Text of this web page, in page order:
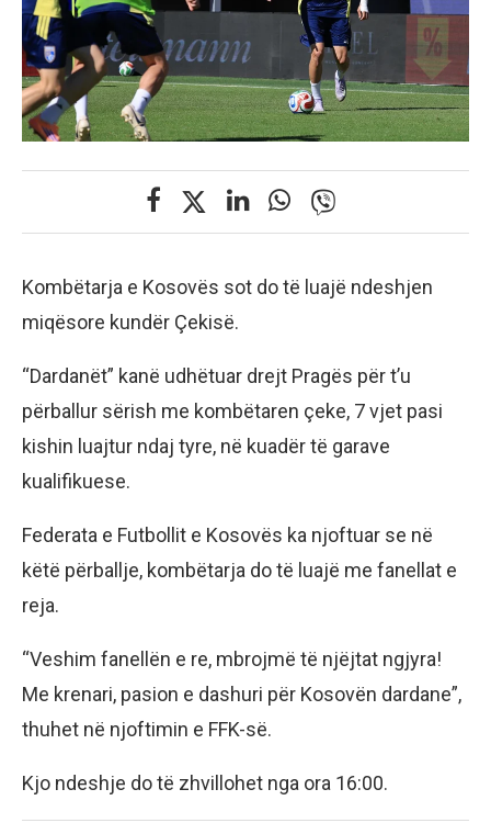
Kombëtarja e Kosovës sot do të luajë ndeshjen
miqësore kundër Çekisë.
“Dardanët” kanë udhëtuar drejt Pragës për t’u
përballur sërish me kombëtaren çeke, 7 vjet pasi
kishin luajtur ndaj tyre, në kuadër të garave
kualifikuese.
Federata e Futbollit e Kosovës ka njoftuar se në
këtë përballje, kombëtarja do të luajë me fanellat e
reja.
“Veshim fanellën e re, mbrojmë të njëjtat ngjyra!
Me krenari, pasion e dashuri për Kosovën dardane”,
thuhet në njoftimin e FFK-së.
Kjo ndeshje do të zhvillohet nga ora 16:00.